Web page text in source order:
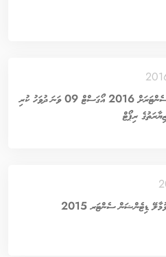
ހުޅުމާލެ ޑިޓެންޝަން ސެންޓަރަށް 2016 އޯގަސްޓް 09 ވަނަ ދުވަހު ކުރި
ރިޕޯޓް
ޑިޓެންޝަން ސެންޓަރ 2015